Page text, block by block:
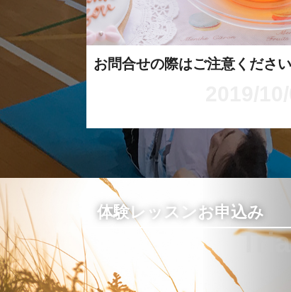
お問合せの際はご注意ください
体験レッスンお申込み